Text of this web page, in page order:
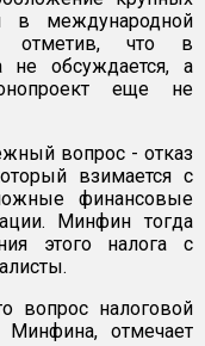
в международной
отметив, что в
не обсуждается, а
еще не
вопрос - отказ
взимается с
финансовые
Минфин тогда
этого налога с
вопрос налоговой
Минфина, отмечает